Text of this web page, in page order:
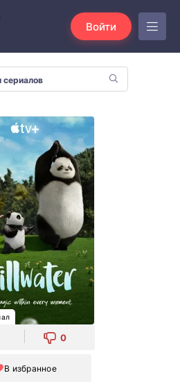
Войти
0
В избранное